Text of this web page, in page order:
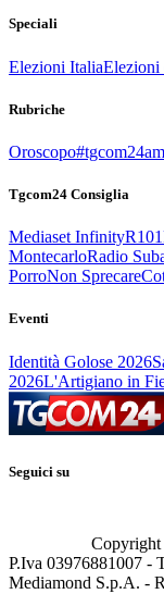
Speciali
Elezioni ItaliaElezioni
Rubriche
Oroscopo
Tgcom24 Consiglia
Mediaset InfinityR101
MontecarloRadio
PorroNon Sprecare
Eventi
Identità Golose 2026
2026L'Artigiano in
Seguici su
P.Iva 03976881007 -
Mediamond S.p.A. -